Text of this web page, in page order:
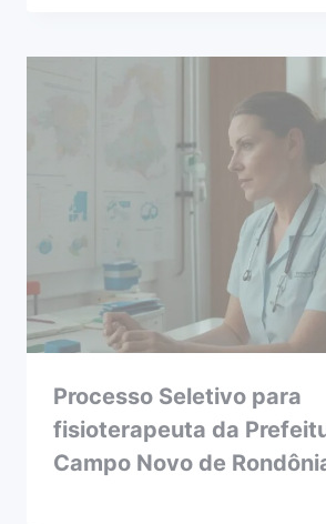
Processo Seletivo para
fisioterapeuta da
Campo Novo de